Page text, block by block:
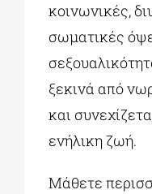
κοινωνικές,
σωματικές
ξεκινά από
και
ενήλικη ζωή.
Μάθετε